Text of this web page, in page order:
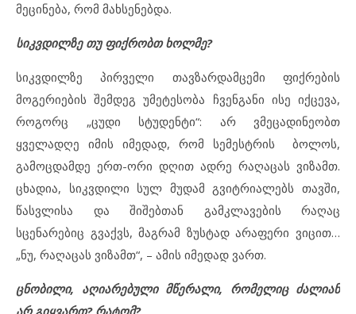
მეცინება, რომ მახსენებდა.
სიკვდილზე თუ ფიქრობთ ხოლმე?
სიკვდილზე პირველი თავზარდამცემი ფიქრების
მოგერიების შემდეგ უმეტესობა ჩვენგანი ისე იქცევა,
როგორც „ცუდი სტუდენტი“: არ ვმეცადინეობთ
ყველადღე იმის იმედად, რომ სემესტრის ბოლოს,
გამოცდამდე ერთ-ორი დღით ადრე რაღაცას ვიზამთ.
ცხადია, სიკვდილი სულ მუდამ გვიტრიალებს თავში,
წასვლისა და შიშებთან გამკლავების რაღაც
სცენარებიც გვაქვს, მაგრამ ზუსტად არაფერი ვიცით…
„ნუ, რაღაცას ვიზამთ“, – ამის იმედად ვართ.
ცნობილი, აღიარებული მწერალი, რომელიც ძალიან
არ გიყვართ? რატომ?